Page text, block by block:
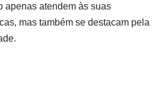
apenas atendem às suas
mas também se destacam pela